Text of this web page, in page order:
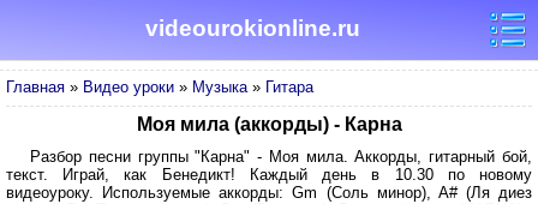
videourokionline.ru
Главная » Видео уроки » Музыка» Гитара
Моя мила (аккорды) - Карна
Разбор песни группы "Карна" - Моя мила. Аккорды, гитарный бой,
текст. Играй, как Бенедикт! Каждый день в 10.30 по новому
видеоуроку. Используемые аккорды: Gm (Cоль минор), A# (Ля диез